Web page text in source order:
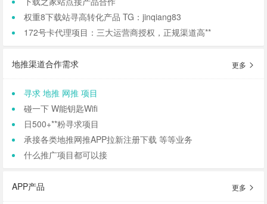
权重8下载站寻高转化产品 TG：jinqiang83
172号卡代理项目：三大运营商授权，正规渠道高**
地推渠道合作需求 更多
寻求 地推 网推 项目
碰一下 W能钥匙Wifi
日500+**粉寻求项目
承接各类地推网推APP拉新注册下载 等等业务
什么推广项目都可以接
APP产品 更多